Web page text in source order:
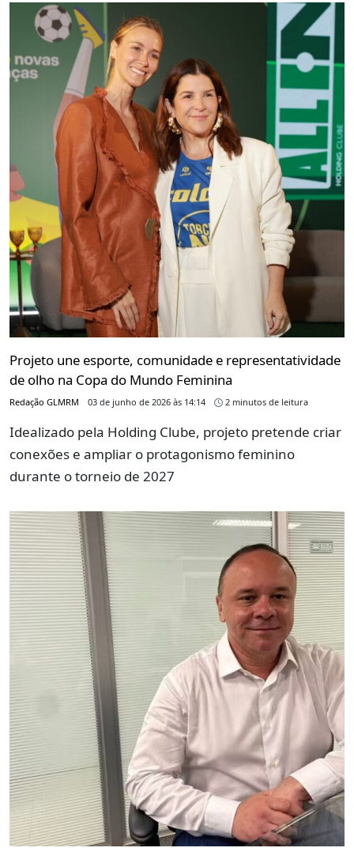
Projeto une esporte, comunidade e representatividade
de olho na Copa do Mundo Feminina
Redação GLMRM 03 de junho de 2026 às 14:14 2 minutos de leitura
Idealizado pela Holding Clube, projeto pretende criar
conexões e ampliar o protagonismo feminino
durante o torneio de 2027